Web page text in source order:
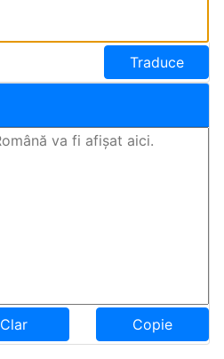
Traduce
Clar Copie